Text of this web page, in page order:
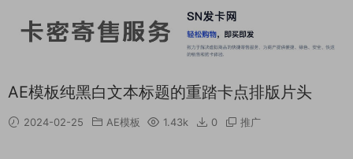
AE模板纯黑白文本标题的重踏卡点排版片头
2024-02-25 AE模板 1.43k 0 推广